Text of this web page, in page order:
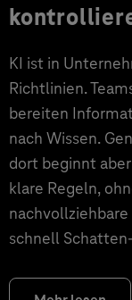
KI ist in
Richtlinien.
bereiten
nach Wissen.
dort beginnt
klare Regeln,
schnell